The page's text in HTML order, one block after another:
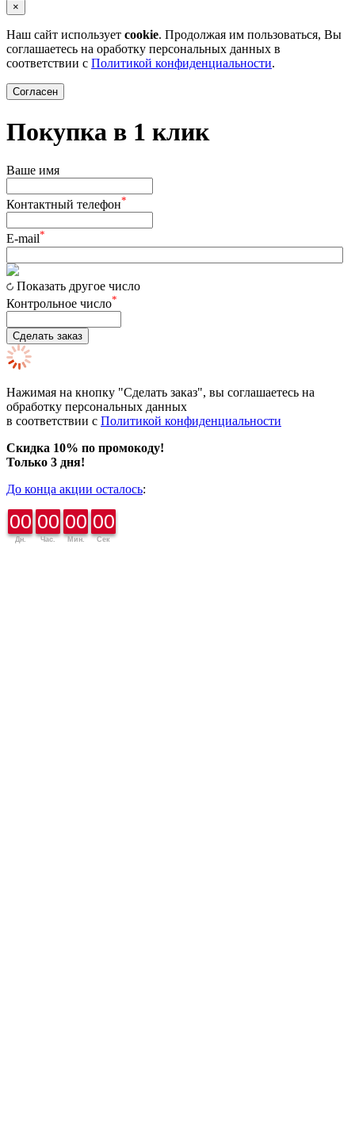
×
Наш сайт использует cookie. Продолжая им пользоваться, Вы
соглашаетесь на оработку персональных данных в
соответствии с Политикой конфиденциальности.
Согласен
Покупка в 1 клик
Ваше имя
Контактный телефон*
E-mail*
Показать другое число
Контрольное число*
Сделать заказ
Нажимая на кнопку "Сделать заказ", вы соглашаетесь на
обработку персональных данных
в соответствии с Политикой конфиденциальности
Скидка 10% по промокоду!
Только 3 дня!
До конца акции осталось:
00
Дн.
00
Час.
00
Мин.
00
Сек